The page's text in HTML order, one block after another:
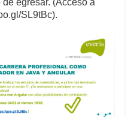
egresar. (Acceso a
SL9tBc).